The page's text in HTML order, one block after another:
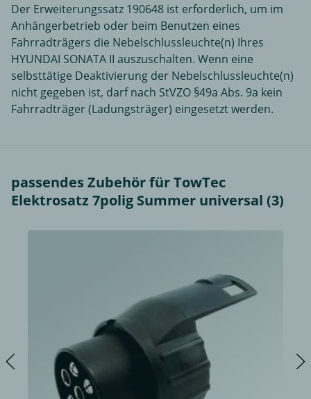
Der Erweiterungssatz 190648 ist erforderlich, um im
Anhängerbetrieb oder beim Benutzen eines
Fahrradträgers die Nebelschlussleuchte(n) Ihres
HYUNDAI SONATA II auszuschalten. Wenn eine
selbsttätige Deaktivierung der Nebelschlussleuchte(n)
nicht gegeben ist, darf nach StVZO §49a Abs. 9a kein
Fahrradträger (Ladungsträger) eingesetzt werden.
passendes Zubehör für TowTec
Elektrosatz 7polig Summer universal (3)